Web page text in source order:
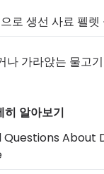
로 생선 사료 펠렛
나 가라앉는 물고
히 알아보기
About